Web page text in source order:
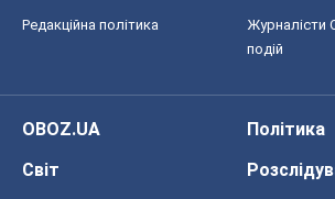
Редакційна політика
Журналісти
подій
OBOZ.UA
Політика
Світ